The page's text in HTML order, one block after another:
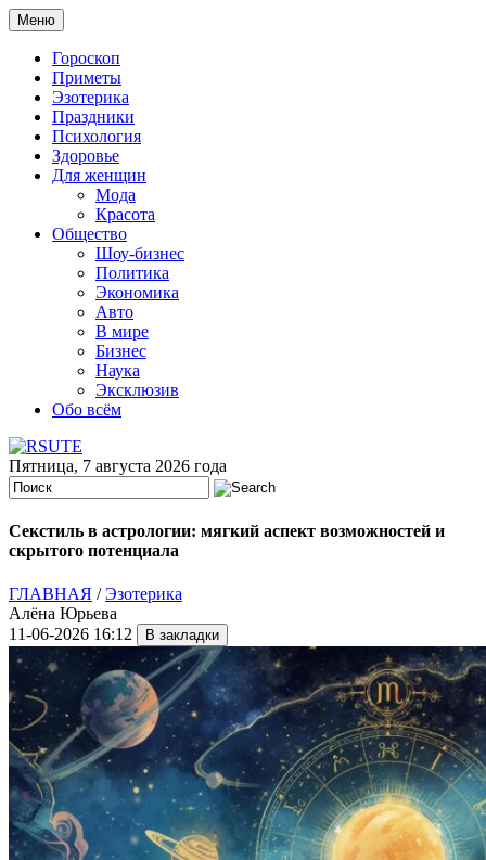
Меню
Гороскоп
Приметы
Эзотерика
Праздники
Психология
Здоровье
Для женщин
Мода
Красота
Общество
Шоу-бизнес
Политика
Экономика
Авто
В мире
Бизнес
Наука
Эксклюзив
Обо всём
Пятница, 7 августа 2026 года
Секстиль в астрологии: мягкий аспект возможностей и
скрытого потенциала
ГЛАВНАЯ /Эзотерика
Алёна Юрьева
11-06-2026 16:12